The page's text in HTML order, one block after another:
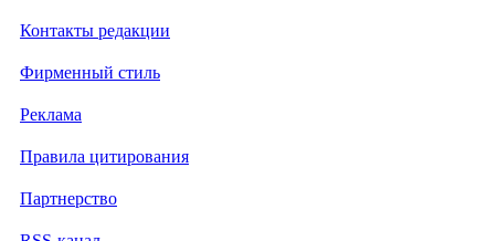
Контакты редакции
Фирменный стиль
Реклама
Правила цитирования
Партнерство